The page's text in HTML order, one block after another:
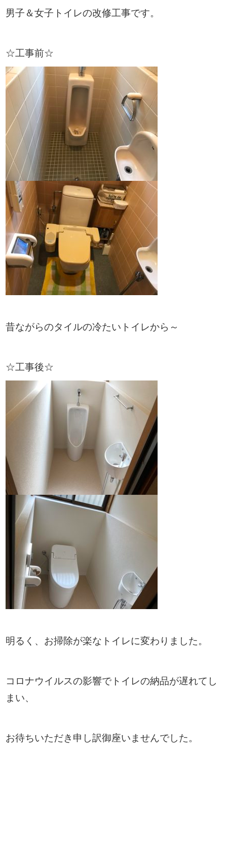
男子＆女子トイレの改修工事です。
☆工事前☆
昔ながらのタイルの冷たいトイレから～
☆工事後☆
明るく、お掃除が楽なトイレに変わりました。
コロナウイルスの影響でトイレの納品が遅れてし
まい、
お待ちいただき申し訳御座いませんでした。